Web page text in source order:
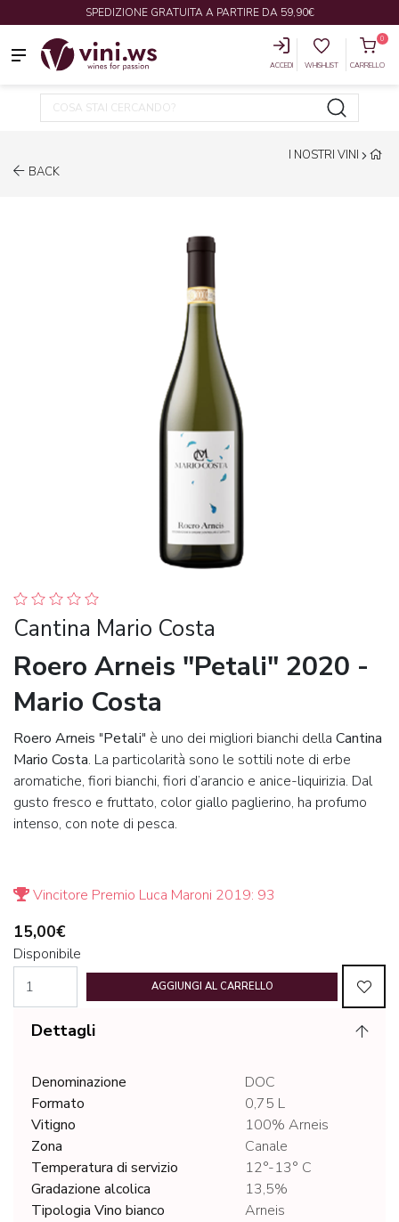
SPEDIZIONE GRATUITA A PARTIRE DA 59,90€
ACCEDI WHISHLIST
0
CARRELLO
BACK
I NOSTRI VINI
Cantina Mario Costa
Roero Arneis "Petali" 2020 -
Mario Costa
Roero Arneis "Petali" è uno dei migliori bianchi della Cantina
Mario Costa. La particolarità sono le sottili note di erbe
aromatiche, fiori bianchi, fiori d’arancio e anice-liquirizia. Dal
gusto fresco e fruttato, color giallo paglierino, ha profumo
intenso, con note di pesca.
Vincitore Premio Luca Maroni 2019: 93
15,00€
Disponibile
AGGIUNGI AL CARRELLO
Dettagli
Denominazione
DOC
Formato
0,75 L
Vitigno
100% Arneis
Zona
Canale
Temperatura di servizio
12°-13° C
Gradazione alcolica
13,5%
Tipologia Vino bianco
Arneis